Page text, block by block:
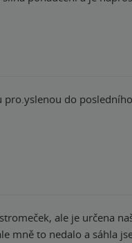
pro.yslenou do
ale je určena
mně to nedalo a sáhla